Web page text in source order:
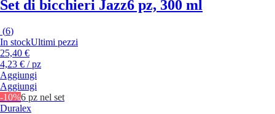
Set di bicchieri Jazz6 pz, 300 ml
(6)
In stockUltimi pezzi
25,40 €
4,23 € / pz
Aggiungi
Aggiungi
-10%6 pz nel set
Duralex